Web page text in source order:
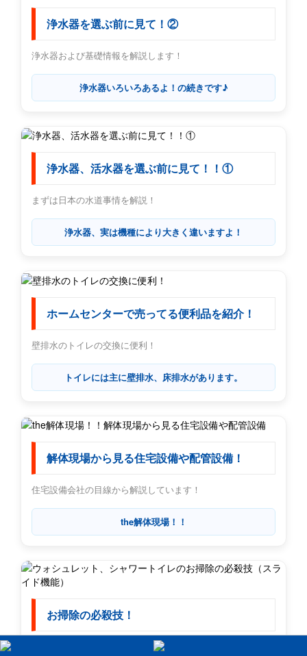
浄水器を選ぶ前に見て！②
浄水器および基礎情報を解説します！
浄水器いろいろあるよ！の続きです♪
浄水器、活水器を選ぶ前に見て！！①
まずは日本の水道事情を解説！
浄水器、実は機種により大きく違いますよ！
ホームセンターで売ってる便利品を紹介！
壁排水のトイレの交換に便利！
トイレには主に壁排水、床排水があります。
解体現場から見る住宅設備や配管設備！
住宅設備会社の目線から解説しています！
the解体現場！！
お掃除の必殺技！
ウォシュレット、シャワートイレのスライド機能を解説しま